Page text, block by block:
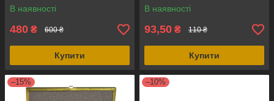
В наявності
480 ₴ 600 ₴
Купити
В наявності
93,50 ₴ 110 ₴
Купити
–15% –10%